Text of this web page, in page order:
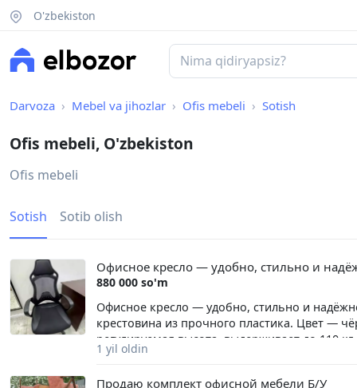
O'zbekiston
Darvoza Mebel va jihozlar Ofis mebeli Sotish
Ofis mebeli, O'zbekiston
Ofis mebeli
Sotish Sotib olish
Офисное кресло — удобно, стильно и
880 000 so'm
Офисное кресло — удобно, стильно и
крестовина из прочного пластика. Цвет —
регулируемая высота, выдерживает до 110
zamonaviy va ishonchli! O‘lchami:
1 yil oldin
Продаю комплект офисной мебели Б/У